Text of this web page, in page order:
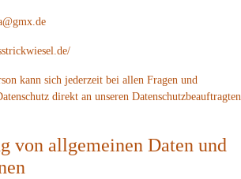
kann sich jederzeit bei allen Fragen und
direkt an unseren Datenschutzbeauftragten
von allgemeinen Daten und